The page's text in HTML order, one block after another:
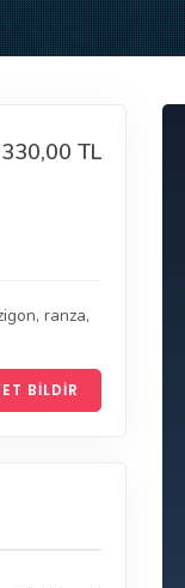
TL
, ranza,
BILDIR